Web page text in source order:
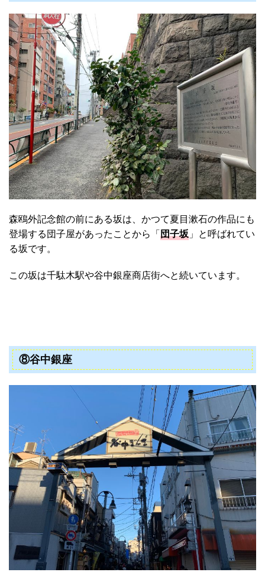
森鴎外記念館の前にある坂は、かつて夏目漱石の作品にも
登場する団子屋があったことから「団子坂 」と呼ばれてい
る坂です。
この坂は千駄木駅や谷中銀座商店街へと続いています。
⑧谷中銀座